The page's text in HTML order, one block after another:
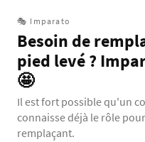
🎭 Imparato
Besoin de
pied levé ?
🤩
Il est fort possible qu'un
connaisse déjà le rôle
remplaçant.